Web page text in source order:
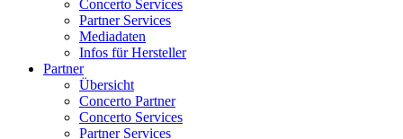
Concerto Services
Partner Services
Mediadaten
Infos für Hersteller
Partner
Übersicht
Concerto Partner
Concerto Services
Partner Services